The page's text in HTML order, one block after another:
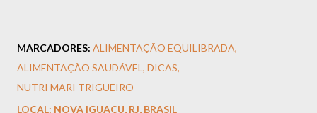
MARCADORES: ALIMENTAÇÃO EQUILIBRADA
ALIMENTAÇÃO SAUDÁVEL DICAS
NUTRI MARI TRIGUEIRO
LOCAL: NOVA IGUAÇU, RJ, BRASIL